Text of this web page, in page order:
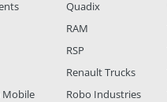
Mobile
Quadix
RAM
RSP
Renault Trucks
Robo Industries